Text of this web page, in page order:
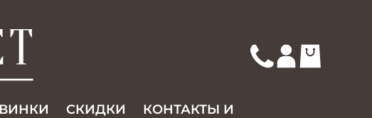
СКИДКИ КОНТАКТЫ И